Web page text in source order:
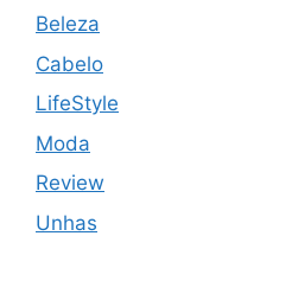
Beleza
Cabelo
LifeStyle
Moda
Review
Unhas